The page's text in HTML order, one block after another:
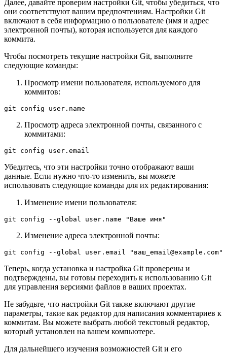
Далее, давайте проверим настройки Git, чтобы убедиться, что
они соответствуют вашим предпочтениям. Настройки Git
включают в себя информацию о пользователе (имя и адрес
электронной почты), которая используется для каждого
коммита.
Чтобы посмотреть текущие настройки Git, выполните
следующие команды:
Просмотр имени пользователя, используемого для
коммитов:
Просмотр адреса электронной почты, связанного с
коммитами:
Убедитесь, что эти настройки точно отображают ваши
данные. Если нужно что-то изменить, вы можете
использовать следующие команды для их редактирования:
Изменение имени пользователя:
Изменение адреса электронной почты:
Теперь, когда установка и настройка Git проверены и
подтверждены, вы готовы переходить к использованию Git
для управления версиями файлов в ваших проектах.
Не забудьте, что настройки Git также включают другие
параметры, такие как редактор для написания комментариев к
коммитам. Вы можете выбрать любой текстовый редактор,
который установлен на вашем компьютере.
Для дальнейшего изучения возможностей Git и его